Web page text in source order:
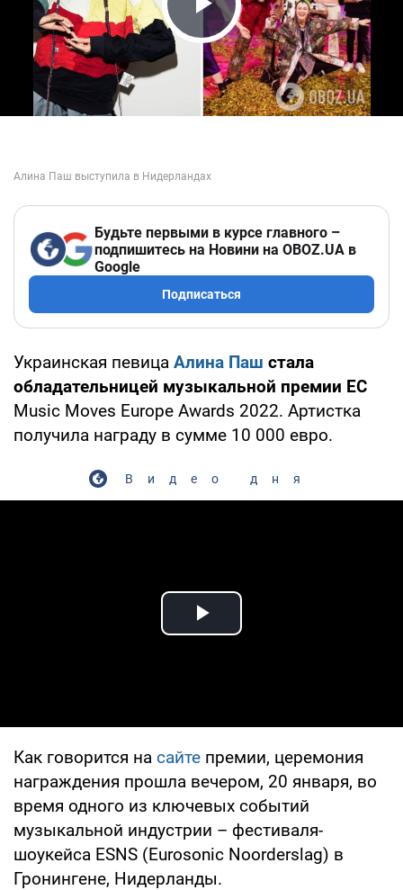
Play Video
Будьте первыми в курсе главного –
подпишитесь на Новини на OBOZ.UA в
Google
Подписаться
Украинская певица Алина Паш стала
обладательницей музыкальной премии ЕС
Music Moves Europe Awards 2022. Артистка
получила награду в сумме 10 000 евро.
Видео дня
Play Video
Как говорится на сайте премии, церемония
награждения прошла вечером, 20 января, во
время одного из ключевых событий
музыкальной индустрии – фестиваля-
шоукейса ESNS (Eurosonic Noorderslag) в
Гронингене, Нидерланды.